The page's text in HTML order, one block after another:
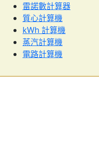
雷諾數計算器
質心計算機
kWh 計算機
蒸汽計算機
電路計算機